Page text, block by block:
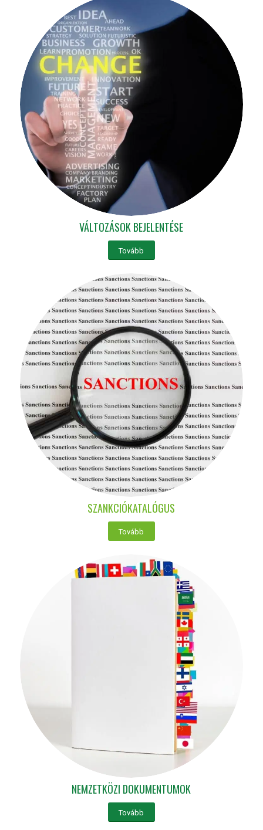
VÁLTOZÁSOK BEJELENTÉSE
Tovább
SZANKCIÓKATALÓGUS
Tovább
NEMZETKÖZI DOKUMENTUMOK
Tovább